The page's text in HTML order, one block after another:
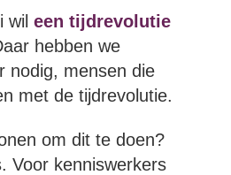
wil een tijdrevolutie
hebben we
nodig, mensen die
met de tijdrevolutie.
om dit te doen?
Voor kenniswerkers